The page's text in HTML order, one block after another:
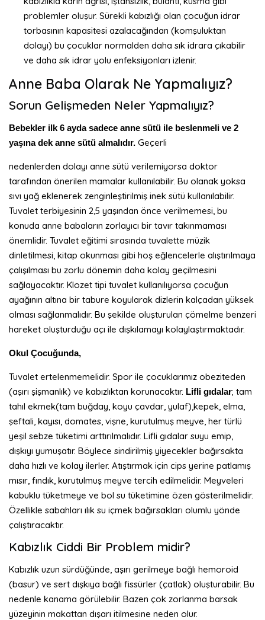
problemler oluşur. Sürekli kabızlığı olan çocuğun idrar
torbasının kapasitesi azalacağından (komşuluktan
dolayı) bu çocuklar normalden daha sık idrara çıkabilir
ve daha sık idrar yolu enfeksiyonları izlenir.
Anne Baba Olarak Ne Yapmalıyız?
Sorun Gelişmeden Neler Yapmalıyız?
Bebekler ilk 6 ayda sadece anne sütü ile beslenmeli ve 2
yaşına dek anne sütü almalıdır. Geçerli
nedenlerden dolayı anne sütü verilemiyorsa doktor
tarafından önerilen mamalar kullanılabilir. Bu olanak yoksa
sıvı yağ eklenerek zenginleştirilmiş inek sütü kullanılabilir.
Tuvalet terbiyesinin 2,5 yaşından önce verilmemesi, bu
konuda anne babaların zorlayıcı bir tavır takınmaması
önemlidir. Tuvalet eğitimi sırasında tuvalette müzik
dinletilmesi, kitap okunması gibi hoş eğlencelerle alıştırılmaya
çalışılması bu zorlu dönemin daha kolay geçilmesini
sağlayacaktır. Klozet tipi tuvalet kullanılıyorsa çocuğun
ayağının altına bir tabure koyularak dizlerin kalçadan yüksek
olması sağlanmalıdır. Bu şekilde oluşturulan çömelme benzeri
hareket oluşturduğu açı ile dışkılamayı kolaylaştırmaktadır.
Okul Çocuğunda,
Tuvalet ertelenmemelidir. Spor ile çocuklarımız obeziteden
(aşırı şişmanlık) ve kabızlıktan korunacaktır. Lifli gıdalar; tam
tahıl ekmek(tam buğday, koyu çavdar, yulaf),kepek, elma,
şeftali, kayısı, domates, vişne, kurutulmuş meyve, her türlü
yeşil sebze tüketimi arttırılmalıdır. Lifli gıdalar suyu emip,
dışkıyı yumuşatır. Böylece sindirilmiş yiyecekler bağırsakta
daha hızlı ve kolay ilerler. Atıştırmak için cips yerine patlamış
mısır, fındık, kurutulmuş meyve tercih edilmelidir. Meyveleri
kabuklu tüketmeye ve bol su tüketimine özen gösterilmelidir.
Özellikle sabahları ılık su içmek bağırsakları olumlu yönde
çalıştıracaktır.
Kabızlık Ciddi Bir Problem midir?
Kabızlık uzun sürdüğünde, aşırı gerilmeye bağlı hemoroid
(basur) ve sert dışkıya bağlı fissürler (çatlak) oluşturabilir. Bu
nedenle kanama görülebilir. Bazen çok zorlanma barsak
yüzeyinin makattan dışarı itilmesine neden olur.